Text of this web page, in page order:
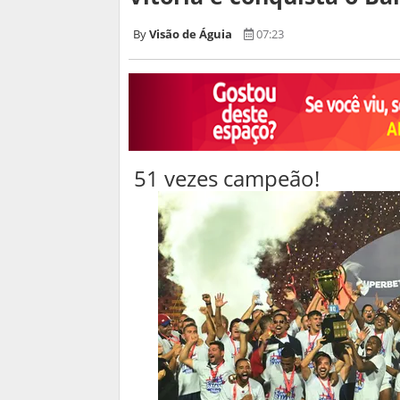
Visão de Águia 07:23
51 vezes campeão!